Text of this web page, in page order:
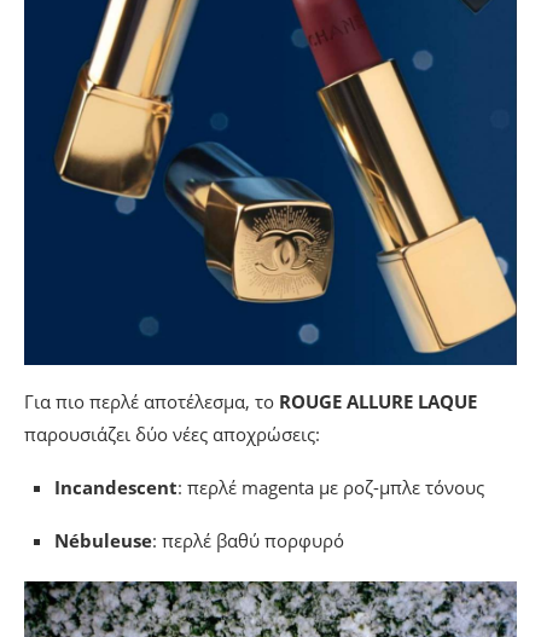
Για πιο περλέ αποτέλεσμα, το ROUGE ALLURE LAQUE
παρουσιάζει δύο νέες αποχρώσεις:
Incandescent: περλέ magenta με ροζ-μπλε τόνους
Nébuleuse: περλέ βαθύ πορφυρό